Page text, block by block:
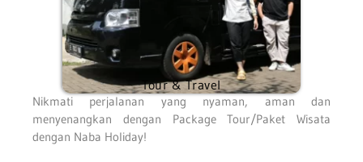
Tour & Travel
Nikmati perjalanan yang nyaman, aman dan
menyenangkan dengan Package Tour/Paket Wisata
dengan Naba Holiday!